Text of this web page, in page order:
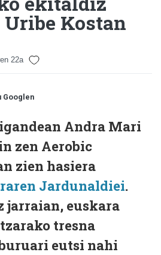
Kostan
22a
Googlen
Andra Mari
zen Aerobic
zien hasiera
Jardunaldiei.
jarraian, euskara
tresna
eutsi nahi